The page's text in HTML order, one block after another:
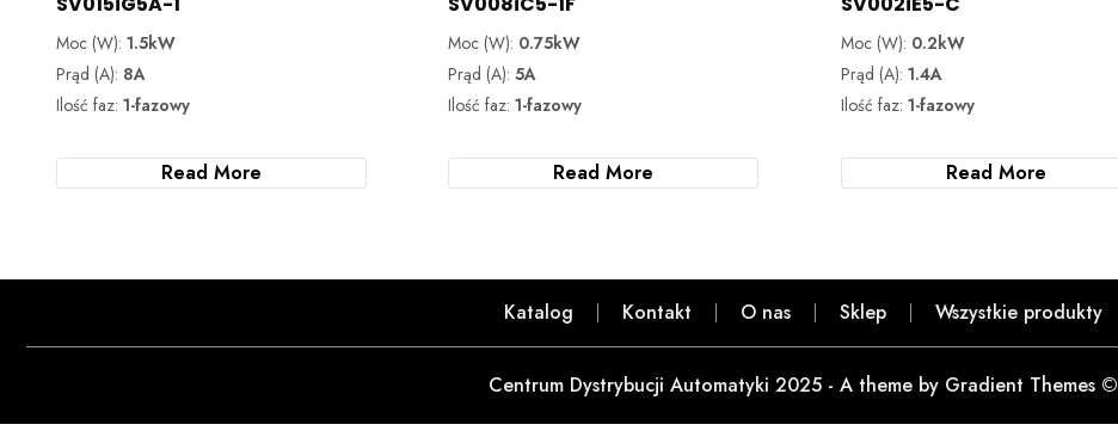
Moc (W): 1.5kW
Prąd (A): 8A
Ilość faz: 1-fazowy
Read More
Moc (W): 0.75kW
Prąd (A):5A
Ilość faz:1-fazowy
Read More
Moc (W): 0.2kW
Prąd (A): 1.4A
Ilość faz: 1-fazowy
Read More
Katalog Kontakt O nas Sklep Wszystkie produkty
Centrum Dystrybucji Automatyki 2025 - A theme by Gradient Themes ©